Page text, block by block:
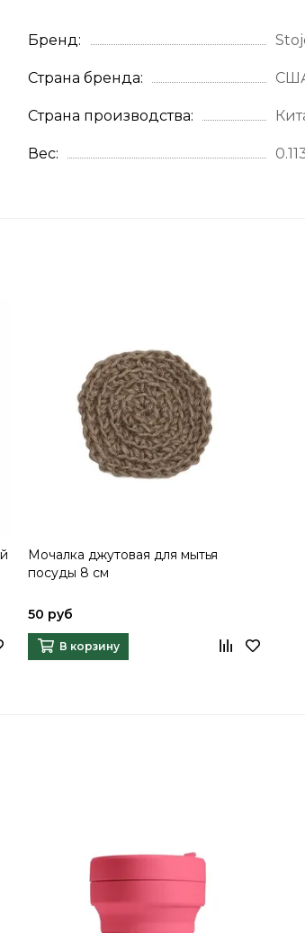
Бренд
Страна бренда
Страна производства
Вес
Мочалка джутовая для мытья
посуды 8 см
50 руб
В корзину